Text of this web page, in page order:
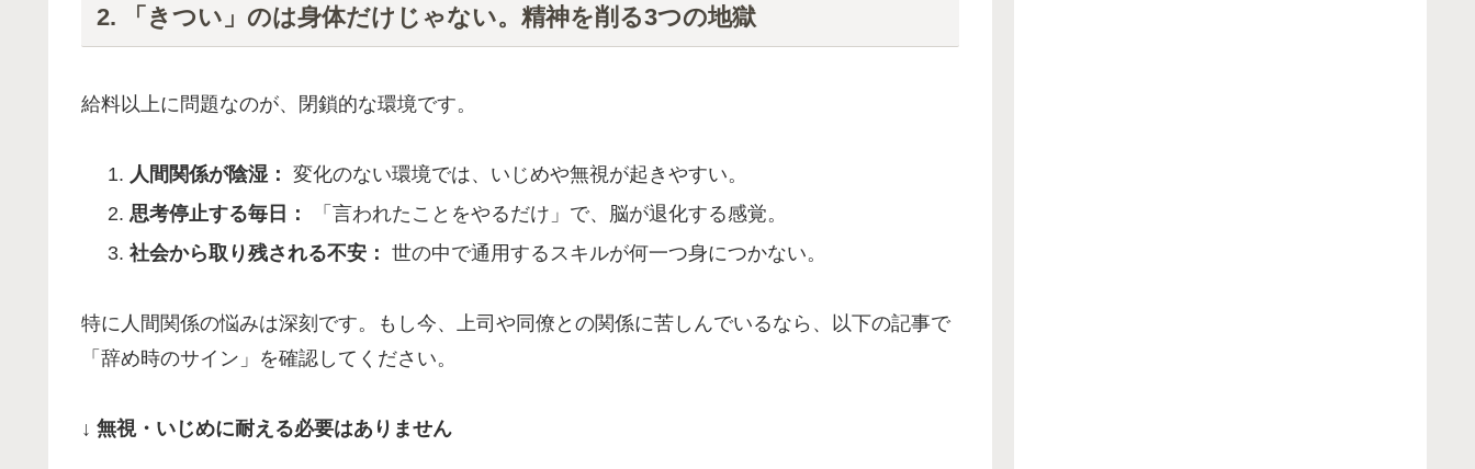
2. 「きつい」のは身体だけじゃない。精神を削る3つの地獄
給料以上に問題なのが、閉鎖的な環境です。
人間関係が陰湿： 変化のない環境では、いじめや無視が起きやすい。
思考停止する毎日：
「言われたことをやるだけ」で、脳が退化する感覚。
社会から取り残される不安： 世の中で通用するスキルが何一つ身につかない。
特に人間関係の悩みは深刻です。もし今、上司や同僚との関係に苦しんでいるなら、以下の記事で
「辞め時のサイン」を確認してください。
↓ 無視・いじめに耐える必要はありません